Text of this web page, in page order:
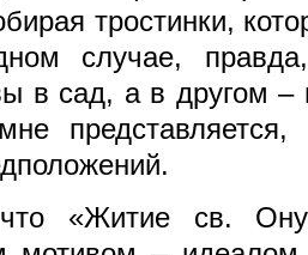
тростинки,
случае,
в сад, а в другом
представляется,
«Житие св.